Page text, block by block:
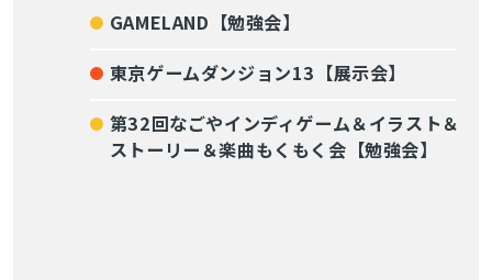
GAMELAND【勉強会】
東京ゲームダンジョン13【展示会】
第32回なごやインディゲーム＆イラスト＆
ストーリー＆楽曲もくもく会【勉強会】